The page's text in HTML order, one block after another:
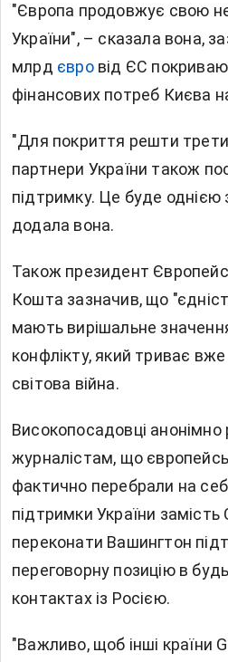
"Європа продовжує свою
України", – сказала вона,
млрд євровід ЄС
фінансових потреб Києва
"Для покриття решти
партнери України також
підтримку. Це буде однією
додала вона.
Також президент
Кошта зазначив, що
мають вирішальне
конфлікту, який триває
світова війна.
Високопосадовці анонімно
журналістам, що
фактично перебрали на
підтримки України
переконати Вашингтон
переговорну позицію в
контактах із Росією.
"Важливо, щоб інші країни